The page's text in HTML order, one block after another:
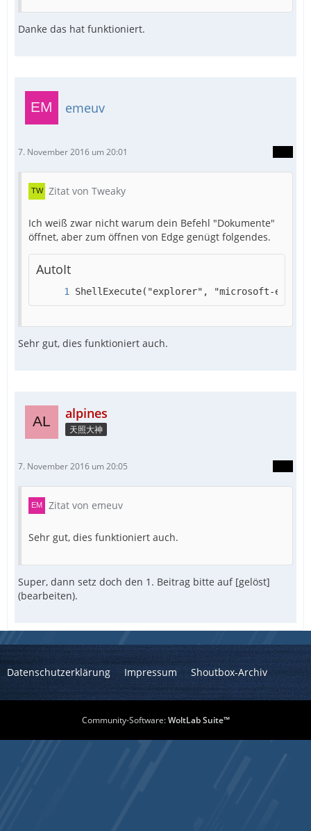
Danke das hat funktioniert.
emeuv
7. November 2016 um 20:01
Zitat von Tweaky
Ich weiß zwar nicht warum dein Befehl "Dokumente"
öffnet, aber zum öffnen von Edge genügt folgendes.
AutoIt
ShellExecute("explorer", "microsoft-
Sehr gut, dies funktioniert auch.
alpines
天照大神
7. November 2016 um 20:05
Zitat von emeuv
Sehr gut, dies funktioniert auch.
Super, dann setz doch den 1. Beitrag bitte auf [gelöst]
(bearbeiten).
Datenschutzerklärung Impressum Shoutbox-Archiv
Community-Software:WoltLab Suite™